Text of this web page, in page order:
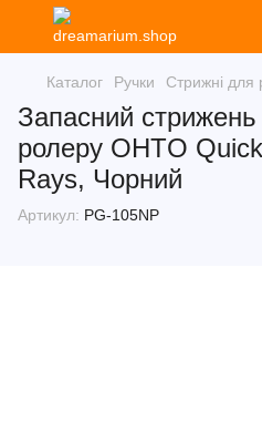
Каталог Ручки Стрижні для
Запасний стрижень
ролеру OHTO
Rays, Чорний
Артикул: PG-105NP